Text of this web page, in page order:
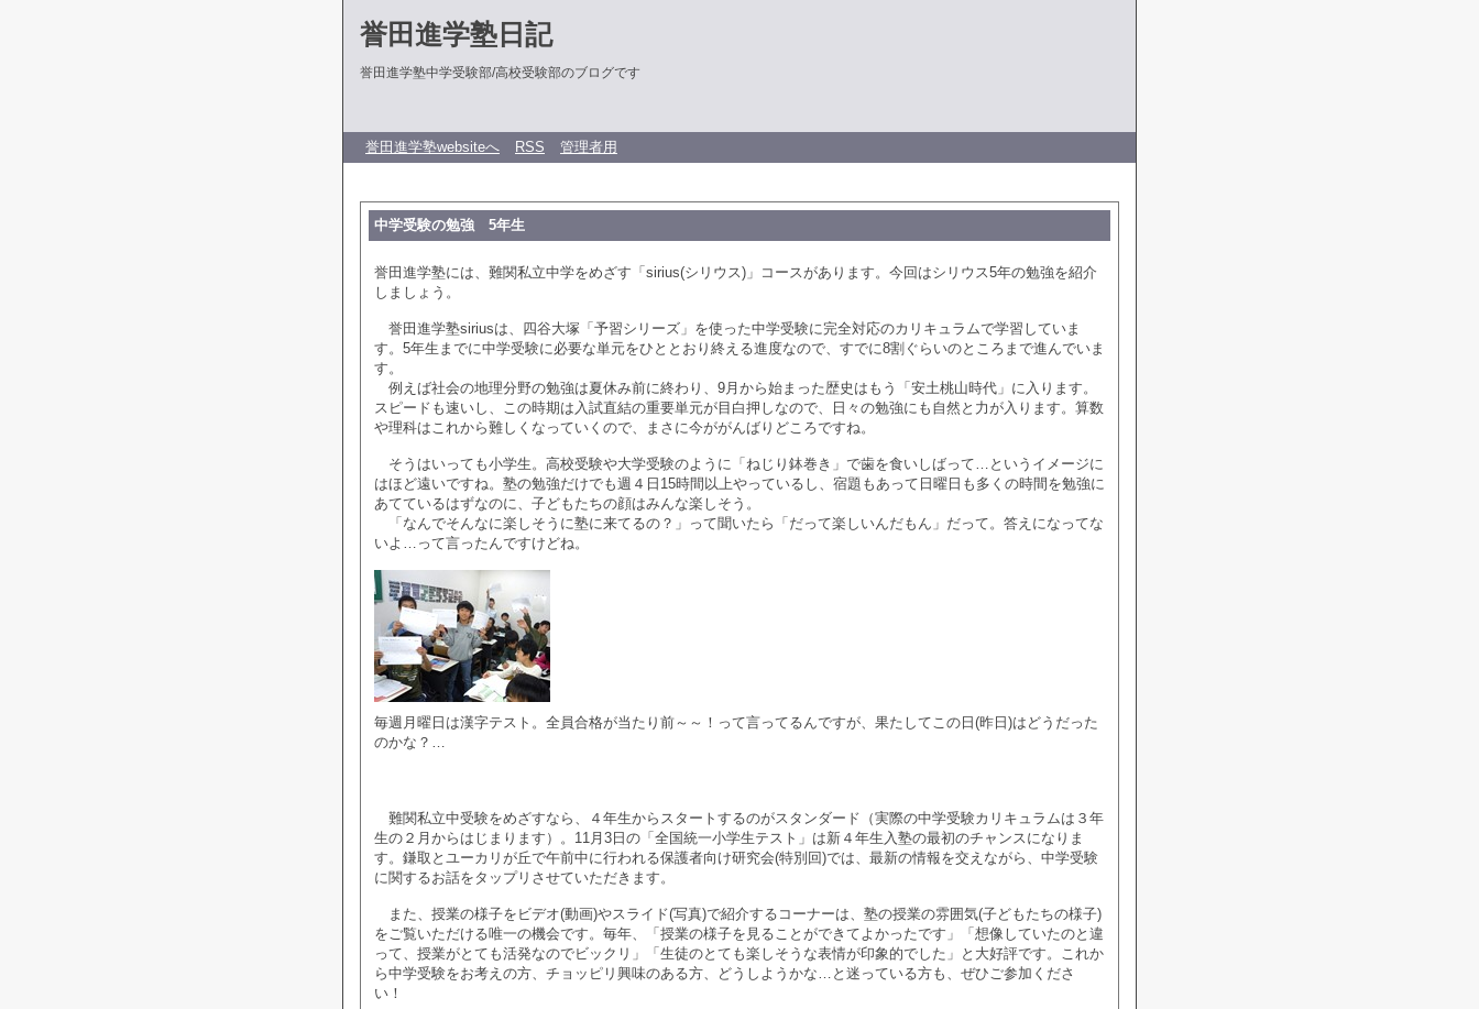
誉田進学塾日記
誉田進学塾中学受験部/高校受験部のブログです
誉田進学塾websiteへ RSS 管理者用
中学受験の勉強 5年生
誉田進学塾には、難関私立中学をめざす「sirius(シリウス)」コースがあります。今回はシリウス5年の勉強を紹介
しましょう。
誉田進学塾siriusは、四谷大塚「予習シリーズ」を使った中学受験に完全対応のカリキュラムで学習していま
す。5年生までに中学受験に必要な単元をひととおり終える進度なので、すでに8割ぐらいのところまで進んでいま
す。
例えば社会の地理分野の勉強は夏休み前に終わり、9月から始まった歴史はもう「安土桃山時代」に入ります。
スピードも速いし、この時期は入試直結の重要単元が目白押しなので、日々の勉強にも自然と力が入ります。算数
や理科はこれから難しくなっていくので、まさに今ががんばりどころですね。
そうはいっても小学生。高校受験や大学受験のように「ねじり鉢巻き」で歯を食いしばって…というイメージに
はほど遠いですね。塾の勉強だけでも週４日15時間以上やっているし、宿題もあって日曜日も多くの時間を勉強に
あてているはずなのに、子どもたちの顔はみんな楽しそう。
「なんでそんなに楽しそうに塾に来てるの？」って聞いたら「だって楽しいんだもん」だって。答えになってな
いよ…って言ったんですけどね。
毎週月曜日は漢字テスト。全員合格が当たり前～～！って言ってるんですが、果たしてこの日(昨日)はどうだった
のかな？…
難関私立中受験をめざすなら、４年生からスタートするのがスタンダード（実際の中学受験カリキュラムは３年
生の２月からはじまります）。11月3日の「全国統一小学生テスト」は新４年生入塾の最初のチャンスになりま
す。鎌取とユーカリが丘で午前中に行われる保護者向け研究会(特別回)では、最新の情報を交えながら、中学受験
に関するお話をタップリさせていただきます。
また、授業の様子をビデオ(動画)やスライド(写真)で紹介するコーナーは、塾の授業の雰囲気(子どもたちの様子)
をご覧いただける唯一の機会です。毎年、「授業の様子を見ることができてよかったです」「想像していたのと違
って、授業がとても活発なのでビックリ」「生徒のとても楽しそうな表情が印象的でした」と大好評です。これか
ら中学受験をお考えの方、チョッピリ興味のある方、どうしようかな…と迷っている方も、ぜひご参加くださ
い！